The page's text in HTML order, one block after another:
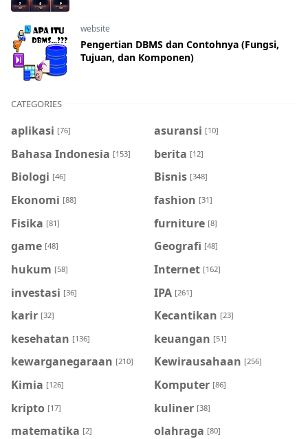
website
Pengertian DBMS dan Contohnya (Fungsi,
Tujuan, dan Komponen)
CATEGORIES
aplikasi [76] asuransi [10]
Bahasa Indonesia [153] berita [12]
Biologi [46] Bisnis [348]
Ekonomi [88] fashion [31]
Fisika [81] furniture [8]
game [48] Geografi [48]
hukum [58] Internet [162]
investasi [36] IPA [261]
karir [32] Kecantikan [23]
kesehatan [136] keuangan [51]
kewarganegaraan [210] Kewirausahaan [256]
Kimia [126] Komputer [86]
kripto [17] kuliner [38]
matematika [2] olahraga [80]